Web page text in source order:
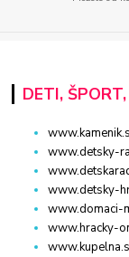
DETI,
www.detsky-
www.detsky-
www.domaci-
www.hracky-